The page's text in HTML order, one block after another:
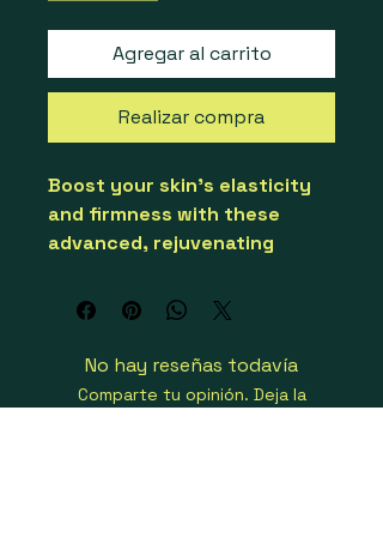
Agregar al carrito
Realizar compra
Boost your skin’s elasticity
and firmness with these
advanced, rejuvenating
formulated by BYMANYC New
York for a radiant, youthful
appearance.
PREMIUM – NATURAL –
ORGANIC – AND VEGAN PACK
No hay reseñas todavía
Comparte tu opinión. Deja la